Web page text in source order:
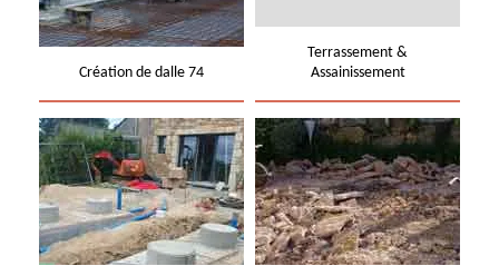
Création de dalle 74
Terrassement &
Assainissement